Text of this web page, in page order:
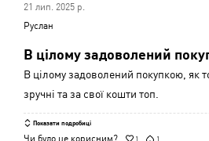
5
5
21 лип. 2025 р.
Руслан
В цілому задоволений
В цілому задоволений покупкою, як
зручні та за свої кошти топ.
Показати подробиці
1 1